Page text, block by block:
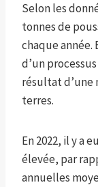
Selon les
tonnes de
chaque année.
d’un
résultat d’une
terres.
En 2022, il y a
élevée, par
annuelles